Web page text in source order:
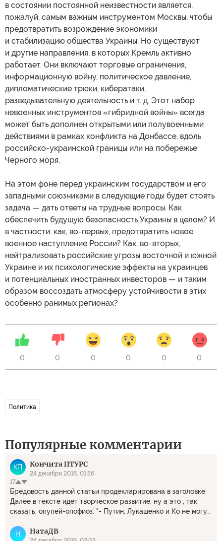
в состоянии постоянной неизвестности является,
пожалуй, самым важным инструментом Москвы, чтобы
предотвратить возрождение экономики
и стабилизацию общества Украины. Но существуют
и другие направления, в которых Кремль активно
работает. Они включают торговые ограничения,
информационную войну, политическое давление,
дипломатические трюки, кибератаки,
разведывательную деятельность и т. д. Этот набор
невоенных инструментов «гибридной войны» всегда
может быть дополнен открытыми или полувоенными
действиями в рамках конфликта на Донбассе, вдоль
российско-украинской границы или на побережье
Черного моря.
На этом фоне перед украинским государством и его
западными союзниками в следующие годы будет стоять
задача — дать ответы на трудные вопросы. Как
обеспечить будущую безопасность Украины в целом? И
в частности: как, во-первых, предотвратить новое
военное наступление России? Как, во-вторых,
нейтрализовать российские угрозы восточной и южной
Украине и их психологические эффекты на украинцев
и потенциальных иностранных инвесторов — и таким
образом воссоздать атмосферу устойчивости в этих
особенно ранимых регионах?
0 0 0 0 0 0
Политика
Популярные комментарии
КП Кончита ПТУРС
24 декабря 2016, 01:56
17
Бредовость данной статьи продекларирована в заголовке.
Далее в тексте идет творческое развитие, ну а это , так
сказать, опупей-опофиоз: "- Путин, Лукашенко и Ко не могут
восточнославянское государство, которое рано или поздно
Н НатаДВ